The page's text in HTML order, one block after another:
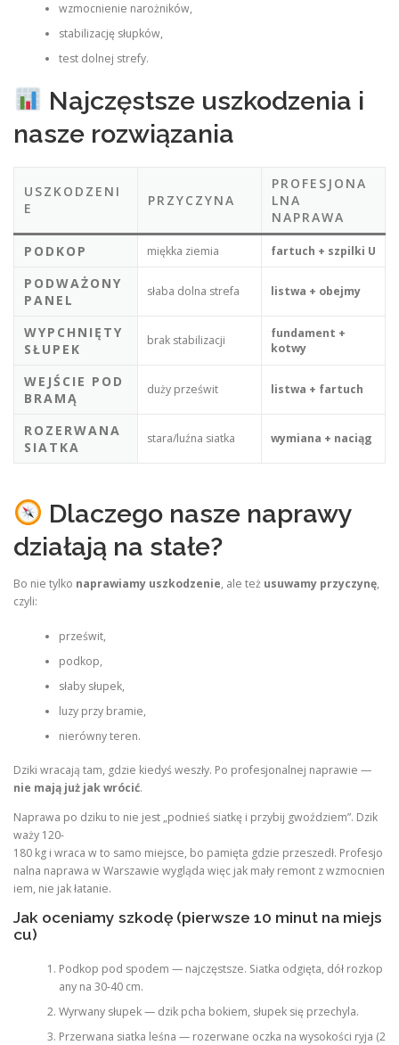
wzmocnienie narożników,
stabilizację słupków,
test dolnej strefy.
Najczęstsze uszkodzenia i
nasze rozwiązania
USZKODZENI
E
PRZYCZYNA
PROFESJONA
LNA
NAPRAWA
PODKOP
miękka ziemia fartuch + szpilki U
PODWAŻONY
PANEL
słaba dolna strefa listwa + obejmy
WYPCHNIĘTY
SŁUPEK
brak stabilizacji
fundament +
kotwy
WEJŚCIE POD
BRAMĄ
duży prześwit listwa + fartuch
ROZERWANA
SIATKA
stara/luźna siatka wymiana + naciąg
Dlaczego nasze naprawy
działają na stałe?
Bo nie tylko naprawiamy uszkodzenie, ale też usuwamy przyczynę,
czyli:
prześwit,
podkop,
słaby słupek,
luzy przy bramie,
nierówny teren.
Dziki wracają tam, gdzie kiedyś weszły. Po profesjonalnej naprawie —
nie mają już jak wrócić.
Naprawa po dziku to nie jest „podnieś siatkę i przybij gwoździem”. Dzik
waży 120-
180 kg i wraca w to samo miejsce, bo pamięta gdzie przeszedł. Profesjo
nalna naprawa w Warszawie wygląda więc jak mały remont z wzmocnien
iem, nie jak łatanie.
Jak oceniamy szkodę (pierwsze 10 minut na miejs
cu)
Podkop pod spodem — najczęstsze. Siatka odgięta, dół rozkop
any na 30-40 cm.
Wyrwany słupek — dzik pcha bokiem, słupek się przechyla.
Przerwana siatka leśna — rozerwane oczka na wysokości ryja (2